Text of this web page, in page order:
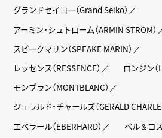
グランドセイコー（Grand Seiko）
アーミン・シュトローム（ARMIN STROM）
スピークマリン（SPEAKE MARIN）
レッセンス（RESSENCE）
ロンジン（
モンブラン（MONTBLANC）
ジェラルド・チャールズ（GERALD
エベラール（EBERHARD）
ベル＆ロ